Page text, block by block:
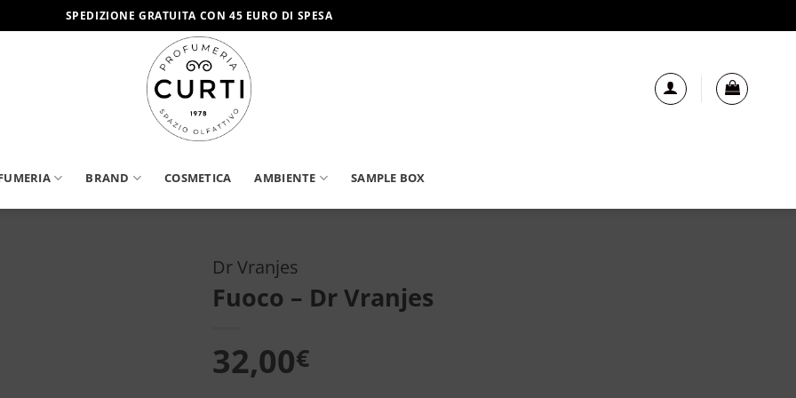
SPEDIZIONE GRATUITA CON 45 EURO DI SPESA
BRAND COSMETICA AMBIENTE SAMPLE BOX
Dr Vranjes
Fuoco – Dr Vranjes
32,00€